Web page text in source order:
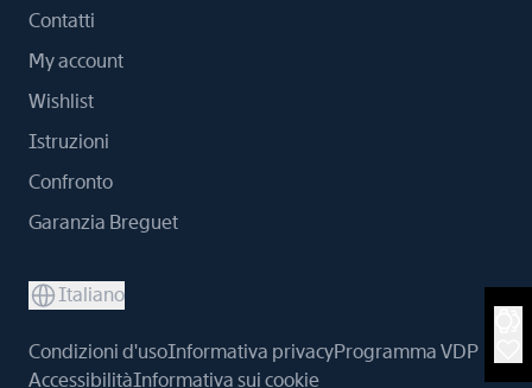
Contatti
My account
Wishlist
Istruzioni
Confronto
Garanzia Breguet
Italiano
Condizioni d'usoInformativa privacyProgramma VDP
AccessibilitàInformativa sui cookie